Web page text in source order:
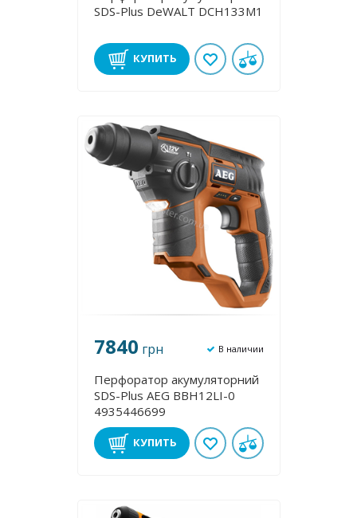
SDS-Plus DeWALT DCH133M1
КУПИТЬ
7840 грн В наличии
Перфоратор акумуляторний
SDS-Plus AEG BBH12LI-0
4935446699
КУПИТЬ